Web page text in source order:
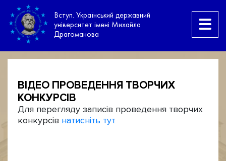
Вступ. Український державний
університет імені Михайла
Драгоманова
ВІДЕО ПРОВЕДЕННЯ ТВОРЧИХ
КОНКУРСІВ
Для перегляду записів проведення творчих
конкурсів натисніть тут